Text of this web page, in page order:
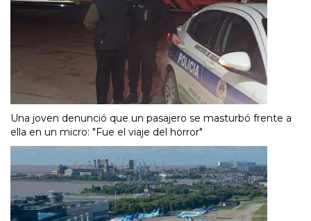
Una joven denunció que un pasajero se masturbó frente a
ella en un micro: "Fue el viaje del horror"